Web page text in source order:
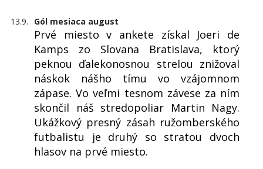
13.9. Gól mesiaca august
Prvé miesto v ankete získal Joeri de
Kamps zo Slovana Bratislava, ktorý
peknou ďalekonosnou strelou znižoval
náskok nášho tímu vo vzájomnom
zápase. Vo veľmi tesnom závese za ním
skončil náš stredopoliar Martin Nagy.
Ukážkový presný zásah ružomberského
futbalistu je druhý so stratou dvoch
hlasov na prvé miesto.